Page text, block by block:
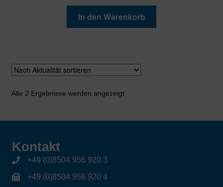
In den Warenkorb
Alle 2 Ergebnisse werden angezeigtNach
Kontakt
+49 (0)8504 956 920 3
+49 (0)8504 956 920 4